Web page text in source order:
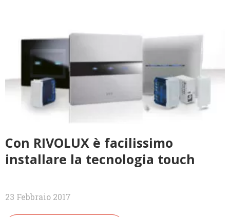
Con RIVOLUX è facilissimo
installare la tecnologia touch
23 Febbraio 2017